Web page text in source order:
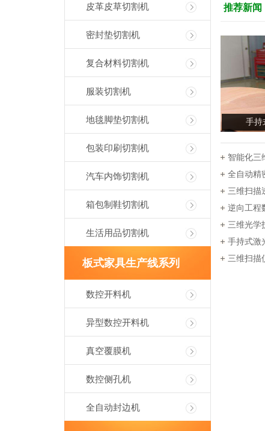
推荐新闻
手持
智能化三
全自动精
三维扫描
逆向工程
三维光学
手持式激
三维扫描
皮革皮草切割机
密封垫切割机
复合材料切割机
服装切割机
地毯脚垫切割机
包装印刷切割机
汽车内饰切割机
箱包制鞋切割机
生活用品切割机
板式家具生产线系列
数控开料机
异型数控开料机
真空覆膜机
数控侧孔机
全自动封边机